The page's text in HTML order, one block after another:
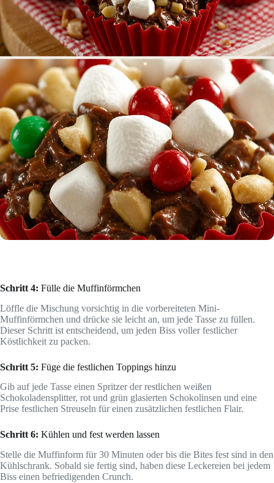
Schritt 4: Fülle die Muffinförmchen
Löffle die Mischung vorsichtig in die vorbereiteten Mini-
Muffinförmchen und drücke sie leicht an, um jede Tasse zu füllen.
Dieser Schritt ist entscheidend, um jeden Biss voller festlicher
Köstlichkeit zu packen.
Schritt 5: Füge die festlichen Toppings hinzu
Gib auf jede Tasse einen Spritzer der restlichen weißen
Schokoladensplitter, rot und grün glasierten Schokolinsen und eine
Prise festlichen Streuseln für einen zusätzlichen festlichen Flair.
Schritt 6: Kühlen und fest werden lassen
Stelle die Muffinform für 30 Minuten oder bis die Bites fest sind in den
Kühlschrank. Sobald sie fertig sind, haben diese Leckereien bei jedem
Biss einen befriedigenden Crunch.